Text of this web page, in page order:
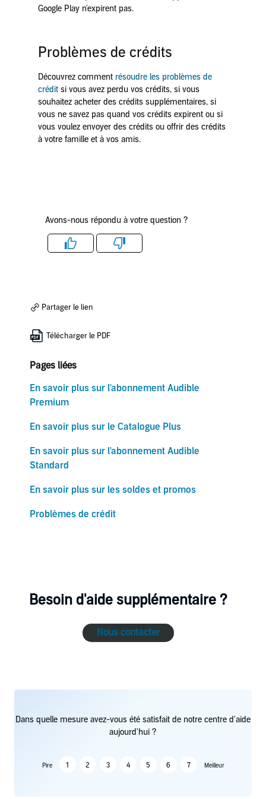
Google Play n'expirent pas.
Problèmes de crédits
Découvrez comment résoudre les problèmes de
créditsi vous avez perdu vos crédits, si vous
souhaitez acheter des crédits supplémentaires, si
vous ne savez pas quand vos crédits expirent ou si
vous voulez envoyer des crédits ou offrir des crédits
à votre famille et à vos amis.
Avons-nous répondu à votre question ?
Like Dislike
Partager le lien
Télécharger le PDF
Pages liées
En savoir plus sur l'abonnement Audible
Premium
En savoir plus sur le Catalogue Plus
En savoir plus sur l'abonnement Audible
Standard
En savoir plus sur les soldes et promos
Problèmes de crédit
Besoin d'aide supplémentaire ?
Nous contacter
Dans quelle mesure avez-vous été satisfait de notre centre d'aide
aujourd'hui ?
Pire 1 2 3 4 5 6 7 Meilleur